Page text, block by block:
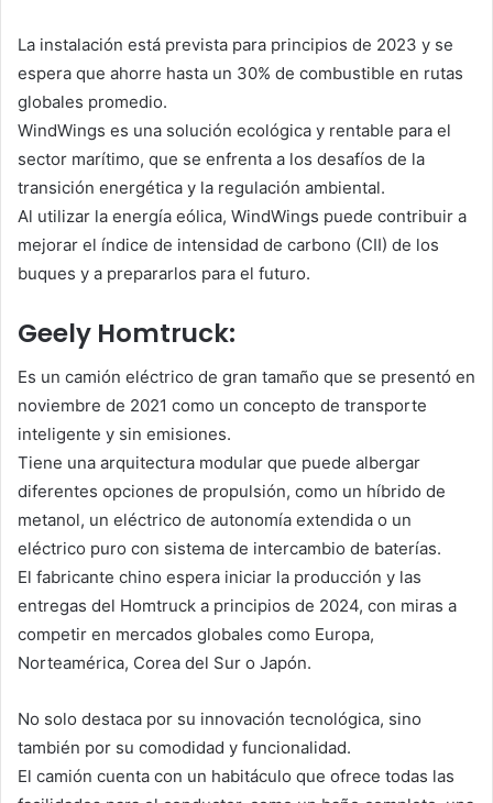
La instalación está prevista para principios de 2023 y se
espera que ahorre hasta un 30% de combustible en rutas
globales promedio.
WindWings es una solución ecológica y rentable para el
sector marítimo, que se enfrenta a los desafíos de la
transición energética y la regulación ambiental.
Al utilizar la energía eólica, WindWings puede contribuir a
mejorar el índice de intensidad de carbono (CII) de los
buques y a prepararlos para el futuro.
Geely Homtruck:
Es un camión eléctrico de gran tamaño que se presentó en
noviembre de 2021 como un concepto de transporte
inteligente y sin emisiones.
Tiene una arquitectura modular que puede albergar
diferentes opciones de propulsión, como un híbrido de
metanol, un eléctrico de autonomía extendida o un
eléctrico puro con sistema de intercambio de baterías.
El fabricante chino espera iniciar la producción y las
entregas del Homtruck a principios de 2024, con miras a
competir en mercados globales como Europa,
Norteamérica, Corea del Sur o Japón.
No solo destaca por su innovación tecnológica, sino
también por su comodidad y funcionalidad.
El camión cuenta con un habitáculo que ofrece todas las